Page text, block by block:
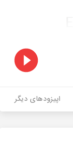
اپیزودهای دیگر